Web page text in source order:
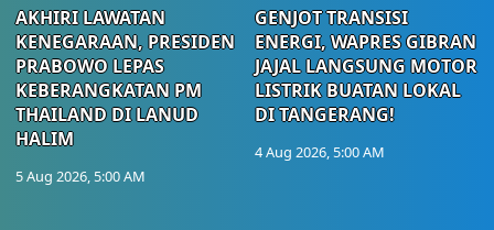
AKHIRI LAWATAN
KENEGARAAN, PRESIDEN
PRABOWO LEPAS
KEBERANGKATAN PM
THAILAND DI LANUD
HALIM
5 Aug 2026, 5:00 AM
GENJOT TRANSISI
ENERGI, WAPRES GIBRAN
JAJAL LANGSUNG MOTOR
LISTRIK BUATAN LOKAL
DI TANGERANG!
4 Aug 2026, 5:00 AM